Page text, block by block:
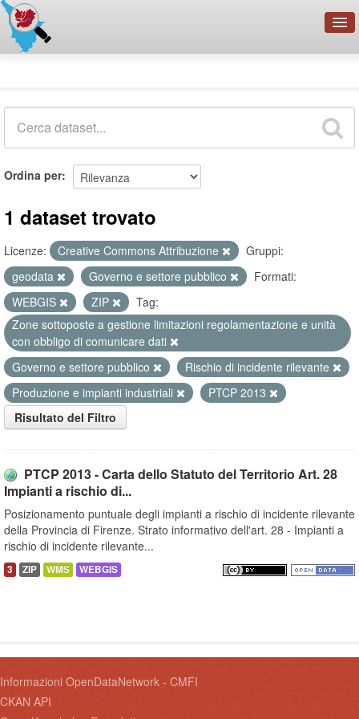
Organizzazioni
Ordina per
1 dataset trovato
Licenze: Creative Commons Attribuzione
Gruppi:
geodata
Governo e settore pubblico
Formati:
WEBGIS
ZIP
Tag:
Zone sottoposte a gestione limitazioni regolamentazione e unità
con obbligo di comunicare dati
Governo e settore pubblico
Rischio di incidente rilevante
Produzione e impianti industriali
PTCP 2013
Risultato del Filtro
PTCP 2013 - Carta dello Statuto del Territorio Art. 28
Impianti a rischio di...
Posizionamento puntuale degli impianti a rischio di incidente rilevante
della Provincia di Firenze. Strato informativo dell'art. 28 - Impianti a
rischio di incidente rilevante...
3 ZIP WMS WEBGIS
Informazioni OpenDataNetwork - CMFI
CKAN API